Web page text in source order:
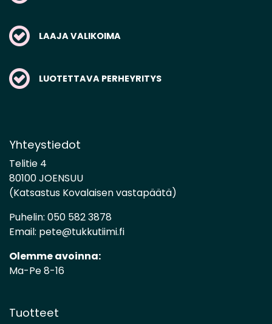
LAAJA VALIKOIMA
LUOTETTAVA PERHEYRITYS
Yhteystiedot
Telitie 4
80100 JOENSUU
(Katsastus Kovalaisen vastapäätä)
Puhelin: 050 582 3878
Email: pete@tukkutiimi.fi
Olemme avoinna:
Ma-Pe 8-16
Tuotteet